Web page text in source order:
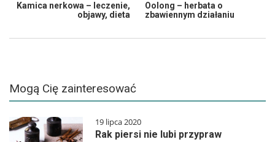
Kamica nerkowa – leczenie,
objawy, dieta
Oolong – herbata o
zbawiennym działaniu
Mogą Cię zainteresować
19 lipca 2020
Rak piersi nie lubi przypraw